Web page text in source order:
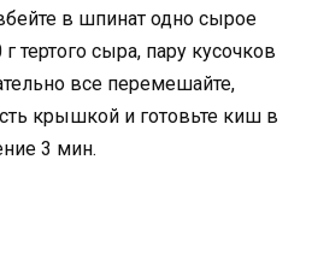
в шпинат одно сырое
тертого сыра, пару кусочков
все перемешайте,
крышкой и готовьте киш в
3 мин.